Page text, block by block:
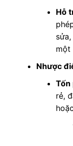
Hỗ
một
Nhược
Tốn
rẻ,